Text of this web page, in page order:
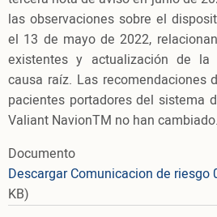
las observaciones sobre el
el 13 de mayo de 2022,
existentes y actualización de la
causa raíz. Las recomendaciones
pacientes portadores del sistema
Valiant NavionTM no han cambiado.
Documento
Descargar Comunicacion de riesgo
KB)